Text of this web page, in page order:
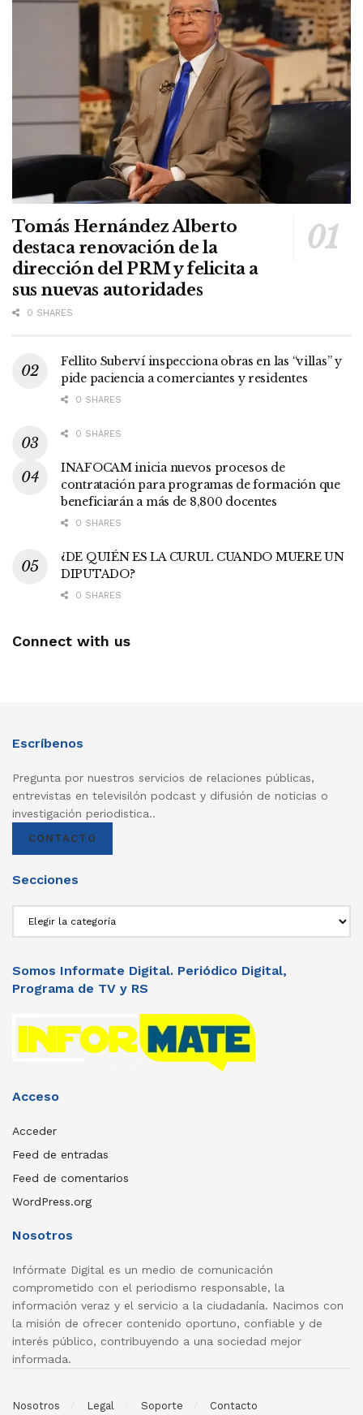
Tomás Hernández Alberto
destaca renovación de la
dirección del PRM y felicita a
sus nuevas autoridades
0 SHARES
Fellito Suberví inspecciona obras en las “villas” y
pide paciencia a comerciantes y residentes
0 SHARES
0 SHARES
INAFOCAM inicia nuevos procesos de
contratación para programas de formación que
beneficiarán a más de 8,800 docentes
0 SHARES
¿DE QUIÉN ES LA CURUL CUANDO MUERE UN
DIPUTADO?
0 SHARES
Connect with us
Escríbenos
Pregunta por nuestros servicios de relaciones públicas,
entrevistas en televisilón podcast y difusión de noticias o
investigación periodistica..
CONTACTO
Secciones
Somos Informate Digital. Periódico Digital,
Programa de TV y RS
Acceso
Acceder
Feed de entradas
Feed de comentarios
WordPress.org
Nosotros
Infórmate Digital es un medio de comunicación
comprometido con el periodismo responsable, la
información veraz y el servicio a la ciudadanía. Nacimos con
la misión de ofrecer contenido oportuno, confiable y de
interés público, contribuyendo a una sociedad mejor
informada.
Nosotros Legal Soporte Contacto